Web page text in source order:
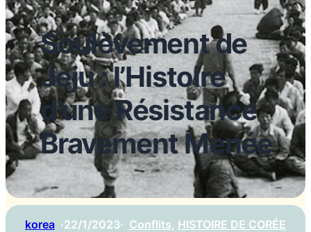
Soulèvement de
Jeju : l’Histoire
d’une Résistance
Bravement Menée
korea ·22/1/2023· Conflits, HISTOIRE DE CORÉE